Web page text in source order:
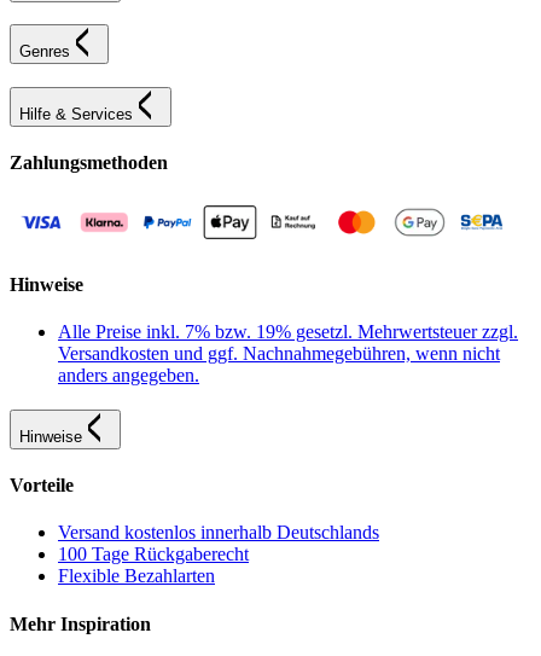
Genres
Hilfe & Services
Zahlungsmethoden
Hinweise
Alle Preise inkl. 7% bzw. 19% gesetzl. Mehrwertsteuer zzgl.
Versandkosten und ggf. Nachnahmegebühren, wenn nicht
anders angegeben.
Hinweise
Vorteile
Versand kostenlos innerhalb Deutschlands
100 Tage Rückgaberecht
Flexible Bezahlarten
Mehr Inspiration